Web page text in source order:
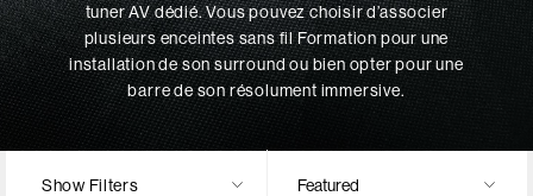
tuner AV dédié. Vous pouvez choisir d’associer
plusieurs enceintes sans fil Formation pour une
installation de son surround ou bien opter pour une
barre de son résolument immersive.
Show Filters